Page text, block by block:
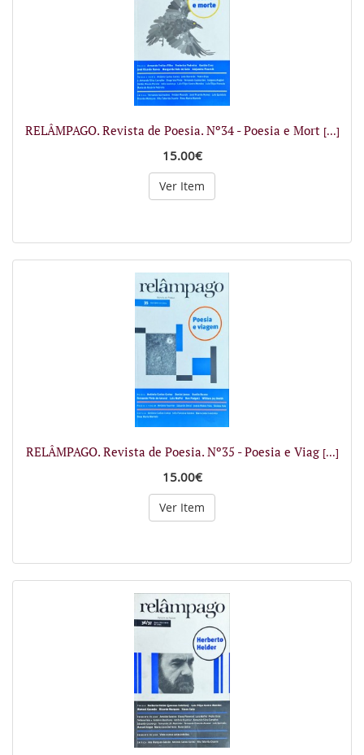
RELÂMPAGO. Revista de Poesia. Nº34 - Poesia e Mort [...]
15.00€
Ver Item
RELÂMPAGO. Revista de Poesia. Nº35 - Poesia e Viag [...]
15.00€
Ver Item